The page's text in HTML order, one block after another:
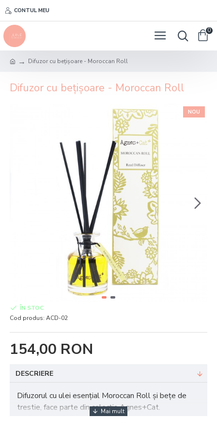
CONTUL MEU
0
Difuzor cu bețișoare - Moroccan Roll
Difuzor cu bețișoare - Moroccan Roll
NOU
154,00 RON
ÎN STOC
Cod produs: ACD-02
DESCRIERE
Difuzorul cu ulei esențial Moroccan Roll și bețe de
trestie, face parte din colecția Agnes+Cat.